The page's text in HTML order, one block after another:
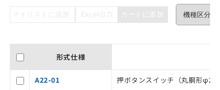
マイリストに追加 Excel出力 カートに追加
形式仕様
A22-01 押ボタンスイッチ（丸胴形